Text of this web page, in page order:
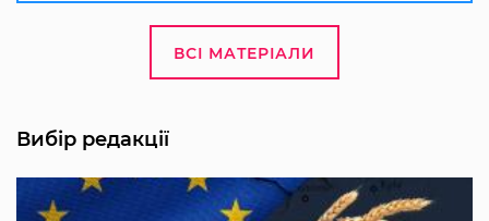
ВСІ МАТЕРІАЛИ
Вибір редакції